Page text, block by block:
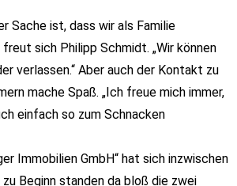
Sache ist, dass wir als Familie
freut sich Philipp Schmidt. „Wir können
verlassen.“ Aber auch der Kontakt zu
mache Spaß. „Ich freue mich immer,
einfach so zum Schnacken
Immobilien GmbH“ hat sich inzwischen
Beginn standen da bloß die zwei